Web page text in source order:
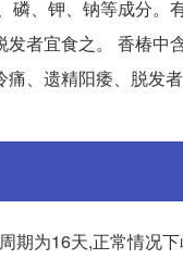
、钾、钠等成分
者宜食之。 香椿中
、遗精阳痿、脱发
期为16天,正常情况